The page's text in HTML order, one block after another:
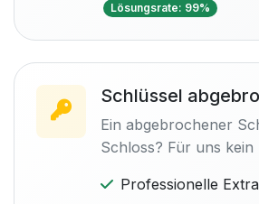
Lösungsrate: 99%
Schlüssel
Ein abgebrochener
Schloss? Für uns kein
Professionelle